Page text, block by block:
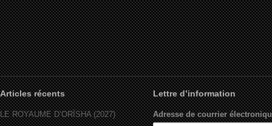
Articles récents
LE ROYAUME D’ORÏSHA (2027)
Lettre d’information
Adresse de courrier